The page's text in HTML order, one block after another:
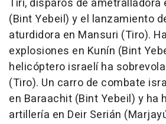
Tiri, disparos de ametralladora
(Bint Yebeil) y el lanzamiento
aturdidora en Mansuri (Tiro).
explosiones en Kunín (Bint
helicóptero israelí ha
(Tiro). Un carro de combate
en Baraachit (Bint Yebeil) y ha
artillería en Deir Serián